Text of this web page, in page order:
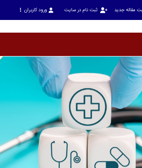
مقاله جدید ثبت نام در سایت ورود کاربران